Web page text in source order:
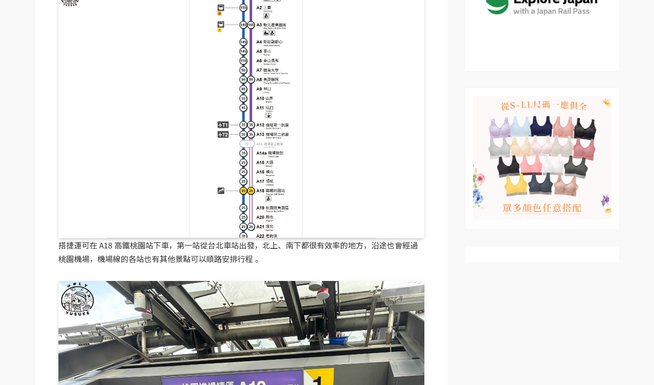
搭捷運可在 A18 高鐵桃園站下車，第一站從台北車站出發，北上、南下都很有效率的地方，沿途也會經過
桃園機場，機場線的各站也有其他景點可以順路安排行程 。